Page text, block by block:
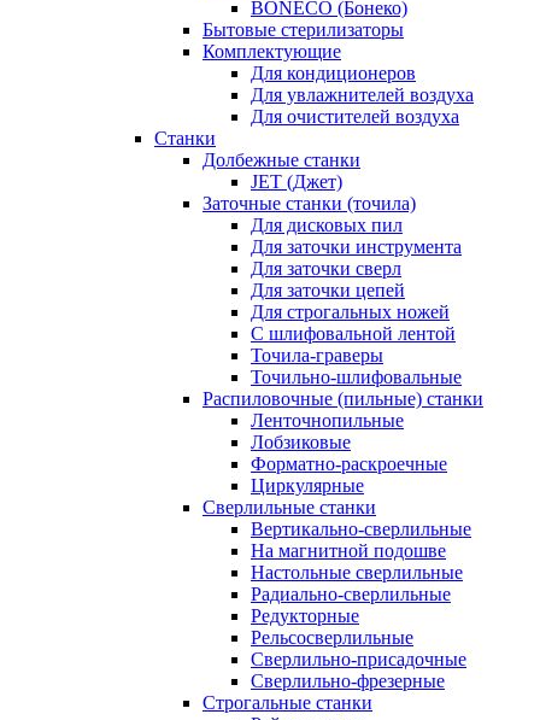
BONECO (Бонеко)
Бытовые стерилизаторы
Комплектующие
Для кондиционеров
Для увлажнителей воздуха
Для очистителей воздуха
Станки
Долбежные станки
JET (Джет)
Заточные станки (точила)
Для дисковых пил
Для заточки инструмента
Для заточки сверл
Для заточки цепей
Для строгальных ножей
С шлифовальной лентой
Точила-граверы
Точильно-шлифовальные
Распиловочные (пильные) станки
Ленточнопильные
Лобзиковые
Форматно-раскроечные
Циркулярные
Сверлильные станки
Вертикально-сверлильные
На магнитной подошве
Настольные сверлильные
Радиально-сверлильные
Редукторные
Рельсосверлильные
Сверлильно-присадочные
Сверлильно-фрезерные
Строгальные станки